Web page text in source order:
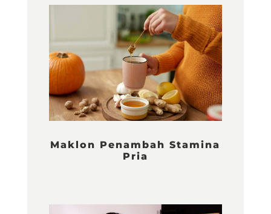
Maklon Penambah Stamina
Pria